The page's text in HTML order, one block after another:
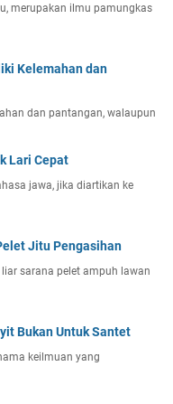
merupakan ilmu pamungkas
Kelemahan dan
dan pantangan, walaupun
Lari Cepat
jawa, jika diartikan ke
Jitu Pengasihan
sarana pelet ampuh lawan
Bukan Untuk Santet
keilmuan yang